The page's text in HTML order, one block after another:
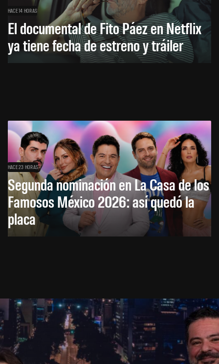
HACE 14 HORAS
El documental de Fito Páez en Netflix
ya tiene fecha de estreno y tráiler
HACE 23 HORAS
Segunda nominación en La Casa de los
Famosos México 2026: así quedó la
placa